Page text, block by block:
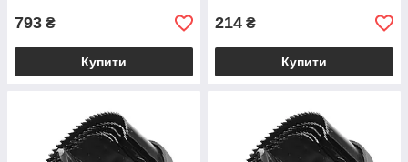
793 ₴
Купити
214 ₴
Купити